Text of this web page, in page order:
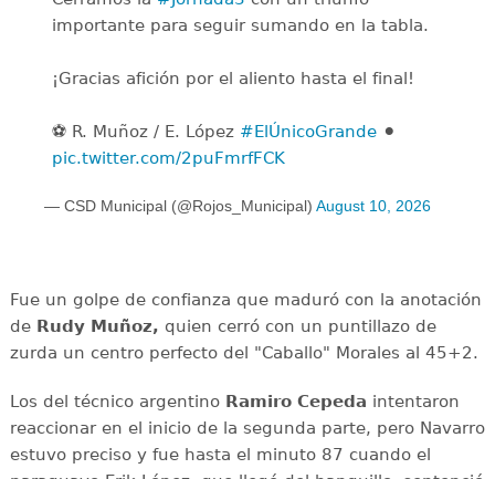
importante para seguir sumando en la tabla.
¡Gracias afición por el aliento hasta el final!
⚽️ R. Muñoz / E. López #ElÚnicoGrande ⚫️
pic.twitter.com/2puFmrfFCK
— CSD Municipal (@Rojos_Municipal) August 10, 2026
Fue un golpe de confianza que maduró con la anotación
de Rudy Muñoz, quien cerró con un puntillazo de
zurda un centro perfecto del "Caballo" Morales al 45+2.
Los del técnico argentino Ramiro Cepeda intentaron
reaccionar en el inicio de la segunda parte, pero Navarro
estuvo preciso y fue hasta el minuto 87 cuando el